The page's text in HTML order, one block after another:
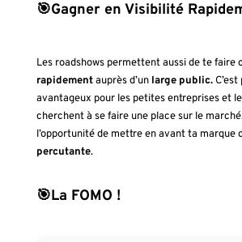
🎯Gagner en Visibilité
Les roadshows permettent aussi de te faire
rapidementauprès d’unlarge public.
avantageux pour les petites entreprises et
cherchent à se faire une place sur le marché.
l’opportunité de mettre en avant ta marque
percutante.
🎯La FOMO !